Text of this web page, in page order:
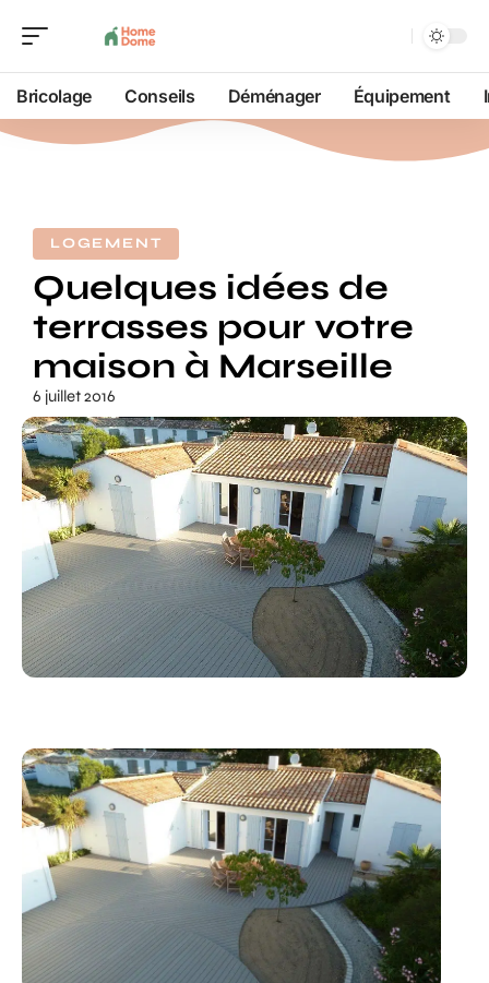
Bricolage Conseils Déménager Équipement
LOGEMENT
Quelques idées de
terrasses pour votre
maison à Marseille
6 juillet 2016